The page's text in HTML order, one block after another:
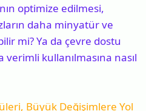
optimize edilmesi,
daha minyatür ve
mi? Ya da çevre dostu
kullanılmasına nasıl
Büyük Değişimlere Yol